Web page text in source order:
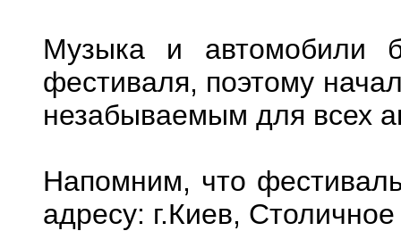
Музыка и автомобили
фестиваля, поэтому
незабываемым для всех
Напомним, что
адресу: г.Киев,